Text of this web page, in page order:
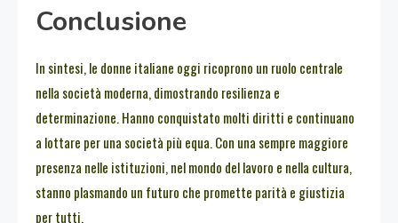
Conclusione
In sintesi, le donne italiane oggi ricoprono un ruolo centrale
nella società moderna, dimostrando resilienza e
determinazione. Hanno conquistato molti diritti e continuano
a lottare per una società più equa. Con una sempre maggiore
presenza nelle istituzioni, nel mondo del lavoro e nella cultura,
stanno plasmando un futuro che promette parità e giustizia
per tutti.